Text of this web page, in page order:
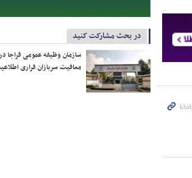
در بحث مشارکت کنید
سازمان وظیفه عمومی فراجا
معافیت سربازان فراری